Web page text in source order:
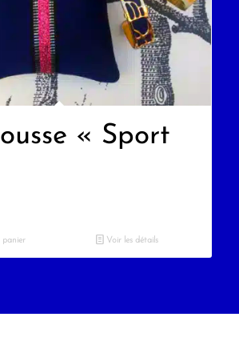
« Sport
panier Voir les détails